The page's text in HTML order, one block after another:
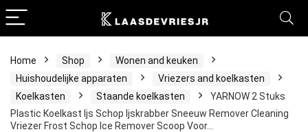
Home Shop
Wonen and keuken
Huishoudelijke apparaten
Vriezers and koelkasten
Koelkasten
Staande koelkasten
YARNOW 2 Stuks
Plastic Koelkast Ijs Schop Ijskrabber Sneeuw Remover Cleaning
Vriezer Frost Schop Ice Remover Scoop Voor…